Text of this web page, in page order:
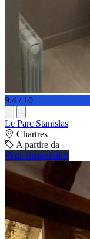
9.4 / 10
Le Parc Stanislas
Chartres
A partire da -
Vedi disponibilità